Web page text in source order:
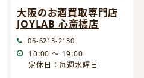
大阪のお酒買取専門店
JOYLAB 心斎橋店
06-6213-2130
10:00 ～ 19:00
定休日：毎週水曜日